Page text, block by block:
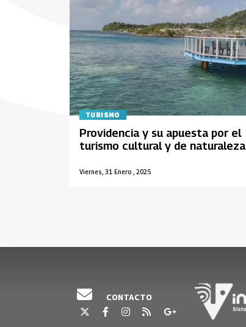
TURISMO
Viernes, 31 Enero , 2025
Providencia y su apuesta por el
turismo cultural y de naturaleza
CONTACTO